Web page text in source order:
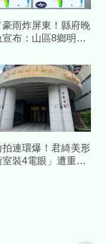
豪雨炸屏東！縣府晚
宣布：山區8鄉明停
拍連環爆！君綺美形
室裝4電眼」遭重罰